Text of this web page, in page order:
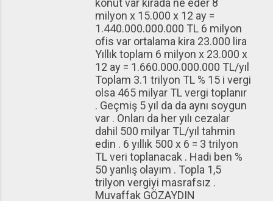
konut var kirada ne eder 8
milyon x 15.000 x 12 ay =
1.440.000.000.000 TL 6 milyon
ofis var ortalama kira 23.000 lira
Yıllık toplam 6 milyon x 23.000 x
12 ay = 1.660.000.000.000 TL/yıl
Toplam 3.1 trilyon TL % 15 i vergi
olsa 465 milyar TL vergi toplanır
. Geçmiş 5 yıl da da aynı soygun
var . Onları da her yılı cezalar
dahil 500 milyar TL/yıl tahmin
edin . 6 yıllık 500 x 6 = 3 trilyon
TL veri toplanacak . Hadi ben %
50 yanlış olayım . Topla 1,5
trilyon vergiyi masrafsız .
Muvaffak GÖZAYDIN